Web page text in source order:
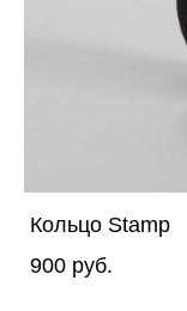
Кольцо Stamp
900 pуб.